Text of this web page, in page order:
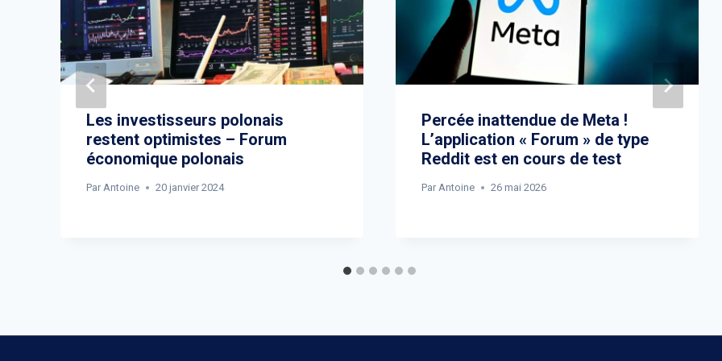
Les investisseurs polonais
restent optimistes – Forum
économique polonais
Par Antoine 20 janvier 2024
Percée inattendue de Meta !
L’application « Forum » de type
Reddit est en cours de test
Par Antoine 26 mai 2026